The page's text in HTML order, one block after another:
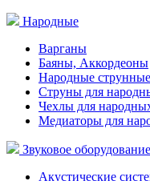
Народные
Варганы
Баяны, Аккордеоны
Народные струнные
Струны для
Чехлы для
Медиаторы для
Звуковое оборудование
Акустические